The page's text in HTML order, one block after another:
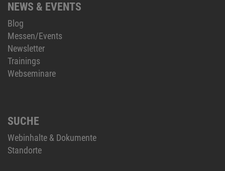
NEWS & EVENTS
Blog
Messen/Events
Newsletter
Trainings
Webseminare
SUCHE
Webinhalte & Dokumente
Standorte